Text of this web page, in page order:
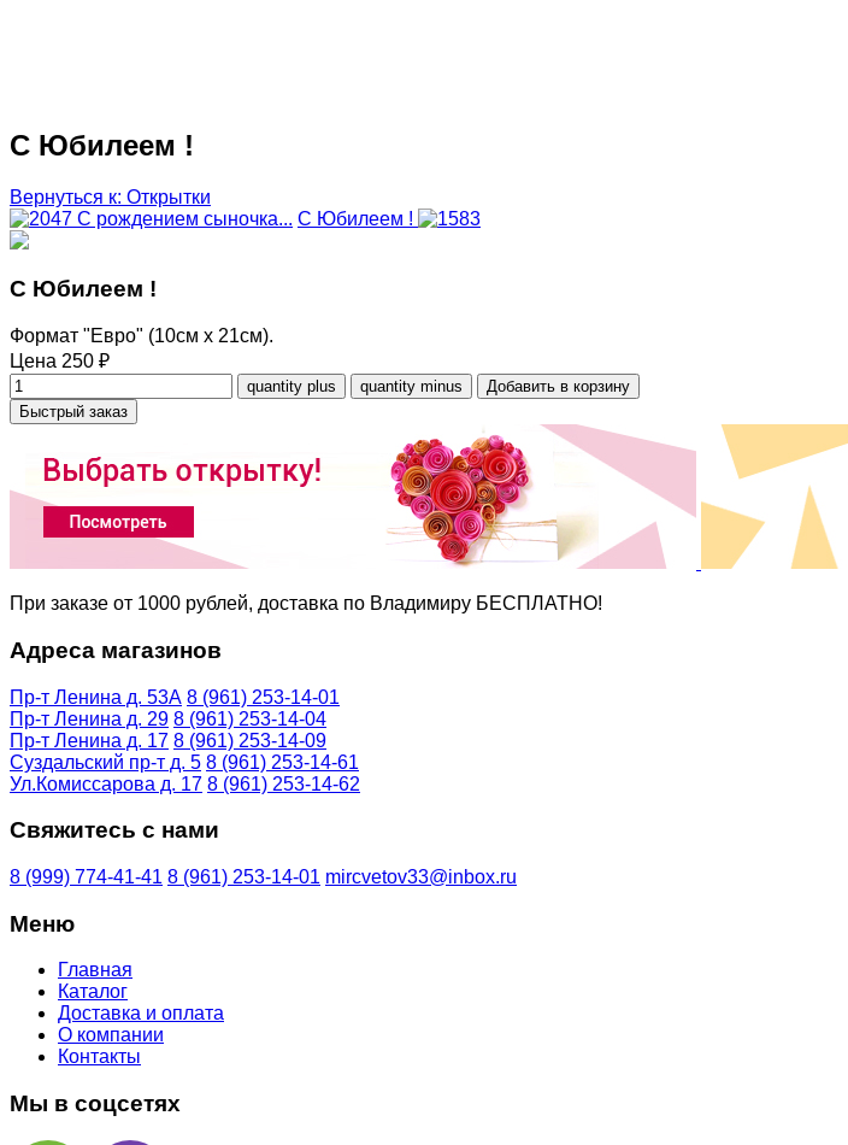
С Юбилеем !
Вернуться к: Открытки
С рождением сыночка... С Юбилеем !
С Юбилеем !
Формат "Евро" (10см х 21см).
Цена 250 ₽
Быстрый заказ
При заказе от 1000 рублей, доставка по Владимиру БЕСПЛАТНО!
Адреса магазинов
Пр-т Ленина д. 53А 8 (961) 253-14-01
Пр-т Ленина д. 29 8 (961) 253-14-04
Пр-т Ленина д. 17 8 (961) 253-14-09
Суздальский пр-т д. 5 8 (961) 253-14-61
Ул.Комиссарова д. 17 8 (961) 253-14-62
Свяжитесь с нами
8 (999) 774-41-41 8 (961) 253-14-01 mircvetov33@inbox.ru
Меню
Главная
Каталог
Доставка и оплата
О компании
Контакты
Мы в соцсетях